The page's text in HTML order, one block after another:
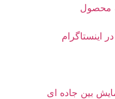
محصول
اینستاگرام
بین جاده ای